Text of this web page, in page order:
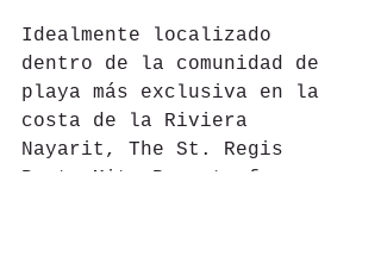
Idealmente localizado
dentro de la comunidad de
playa más exclusiva en la
costa de la Riviera
Nayarit, The St. Regis